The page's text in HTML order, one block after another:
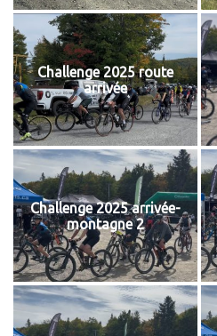
Challenge 2025 route
arrivée
Challenge 2025 arrivée-
montagne 2